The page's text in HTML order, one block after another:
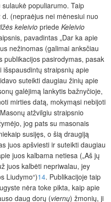
populiarumo. Taip
(nepraėjus nei mėnesiui nuo
keleivio priede Keleivio
pavadintas „Dar ka apie
nežinomas (galimai anksčiau
publikacijos pasirodymas, pasak
straipsnių apie
suteikti daugiau žinių apie
galėjimą lankytis bažnyčioje,
mirties datą, mokymąsi nebijoti
atžvilgiu straipsnio
jog pats su masonais
susijęs, o šią draugiją
juos apšviesti ir suteikti daugiau
juos kalbama netiesa („Aš jų
juos kalbėti nepriwalau, jey
Liudymo“)14. Publikacijoje taip
nėra toke pikta, kaip apie
daug dorų (viernų) žmonių, ji